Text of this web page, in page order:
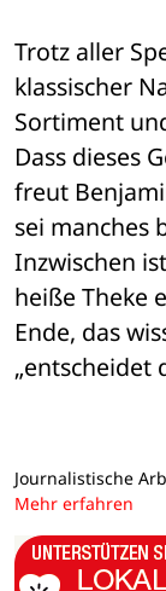
Trotz aller
klassischer
Sortiment
Dass dieses
freut
sei manches
Inzwischen
heiße Theke
Ende, das
„entscheidet
Journalistische
Mehr erfahren